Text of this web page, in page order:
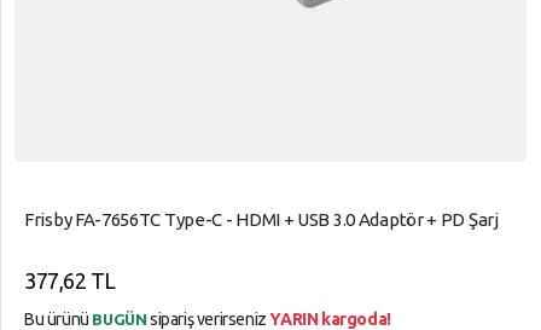
Frisby FA-7656TC Type-C - HDMI + USB 3.0 Adaptör + PD Şarj
377,62 TL
Bu ürünü BUGÜN sipariş verirsenizYARIN kargoda!